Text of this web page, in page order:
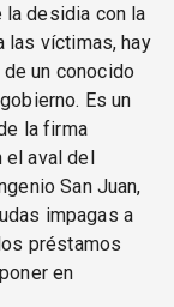
la desidia con la
las víctimas, hay
un conocido
Es un
la firma
el aval del
San Juan,
impagas a
préstamos
en